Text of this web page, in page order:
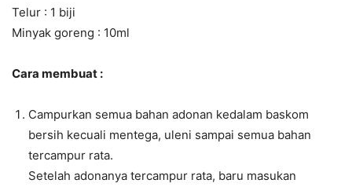
Telur : 1 biji
Minyak goreng : 10ml
Cara membuat :
Campurkan semua bahan adonan kedalam baskom
bersih kecuali mentega, uleni sampai semua bahan
tercampur rata.
Setelah adonanya tercampur rata, baru masukan